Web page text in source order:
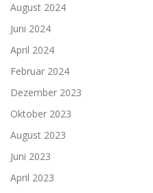
August 2024
Juni 2024
April 2024
Februar 2024
Dezember 2023
Oktober 2023
August 2023
Juni 2023
April 2023